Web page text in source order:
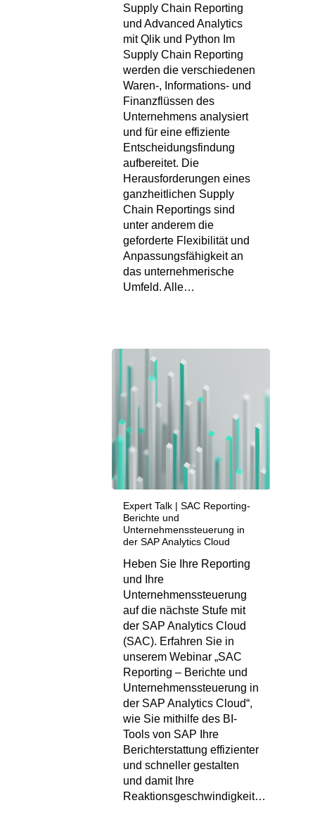
Supply Chain Reporting
und Advanced Analytics
mit Qlik und Python Im
Supply Chain Reporting
werden die verschiedenen
Waren-, Informations- und
Finanzflüssen des
Unternehmens analysiert
und für eine effiziente
Entscheidungsfindung
aufbereitet. Die
Herausforderungen eines
ganzheitlichen Supply
Chain Reportings sind
unter anderem die
geforderte Flexibilität und
Anpassungsfähigkeit an
das unternehmerische
Umfeld. Alle…
Expert Talk | SAC Reporting-
Berichte und
Unternehmenssteuerung in
der SAP Analytics Cloud
Heben Sie Ihre Reporting
und Ihre
Unternehmenssteuerung
auf die nächste Stufe mit
der SAP Analytics Cloud
(SAC). Erfahren Sie in
unserem Webinar „SAC
Reporting – Berichte und
Unternehmenssteuerung in
der SAP Analytics Cloud“,
wie Sie mithilfe des BI-
Tools von SAP Ihre
Berichterstattung effizienter
und schneller gestalten
und damit Ihre
Reaktionsgeschwindigkeit…